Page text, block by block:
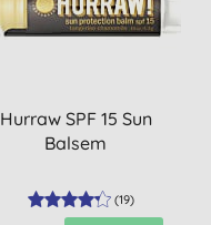
Hurraw SPF 15 Sun
Balsem
(19)